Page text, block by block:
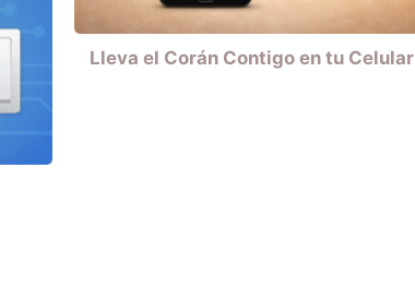
Lleva el Corán Contigo en tu Celular